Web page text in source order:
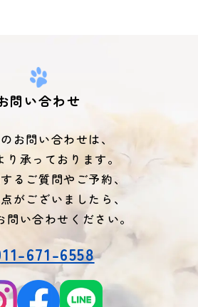
問い合わせ
お問い合わせは、
り承っております。
るご質問やご予約、
がございましたら、
問い合わせください。
671-6558